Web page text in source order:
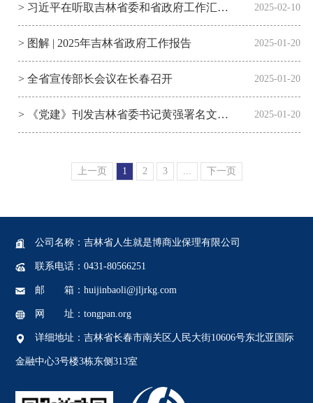
2025-02-10
> 习近平在听取吉林省委和省政府工作汇报时强调 深入落实推动新时代东北全面振兴战略部署 在中国式现代化建设中展现更大作为
2025-01-20
> 图解 | 2025年吉林省政府工作报告
2025-01-20
> 全省宣传部长会议在长春召开
2025-01-20
> 《党建》刊发吉林省委书记黄强署名文章：凝心聚力推动改革行稳致远 奋力开创吉林高质量发展崭新局面
上一页 1 2 3 ... 下一页
公司名称 ：吉林省人生就是博商业保理有限公司
联系电话：0431-80566251
邮 箱：huijinbaoli@jljrkg.com
网 址：tongpan.org
详细地址：吉林省长春市南关区人民大街10606号东北亚国际
金融中心3号楼3栋东侧313室